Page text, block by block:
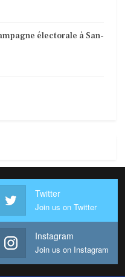
électorale à San-
Twitter
Join us on Twitter
Instagram
Join us on Instagram